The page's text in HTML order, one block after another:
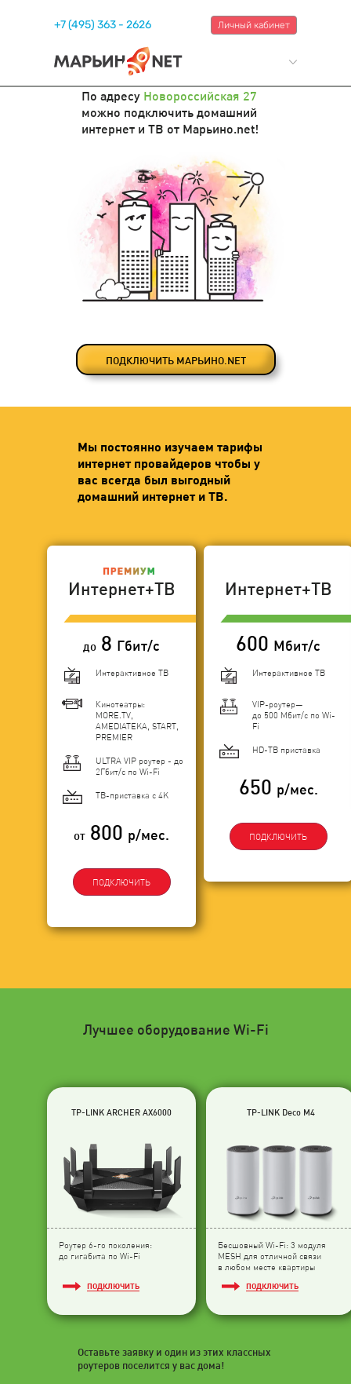
+7 (495) 363 - 2626 Личный кабинет
По адресу Новороссийская 27
можно подключить домашний
интернет и ТВ от Марьино.net!
ПОДКЛЮЧИТЬ МАРЬИНО.NET
Мы постоянно изучаем тарифы
интернет провайдеров чтобы у
вас всегда был выгодный
домашний интернет и ТВ.
Интернет+ТВ
до 8 Гбит/с
Интерактивное ТВ
Кинотеатры:
MORE.TV,
AMEDIATEKA, START,
PREMIER
ULTRA VIP роутер - до
2Гбит/c по Wi-Fi
ТВ-приставка с 4K
от 800 р/мес.
ПОДКЛЮЧИТЬ
Интернет+ТВ
600 Мбит/с
Интерактивное ТВ
VIP-роутер—
до 500 Мбит/с по Wi-
Fi
HD-ТВ приставка
650 р/мес.
ПОДКЛЮЧИТЬ
Лучшее оборудование Wi-Fi
TP-LINK ARCHER AX6000
Роутер 6-го поколения:
до гигабита по Wi-Fi
ПОДКЛЮЧИТЬ
TP-LINK Deco M4
Бесшовный Wi-Fi: 3 модуля
МESH для отличной связи
в любом месте квартиры
ПОДКЛЮЧИТЬ
Оставьте заявку и один из этих классных
роутеров поселится у вас дома!